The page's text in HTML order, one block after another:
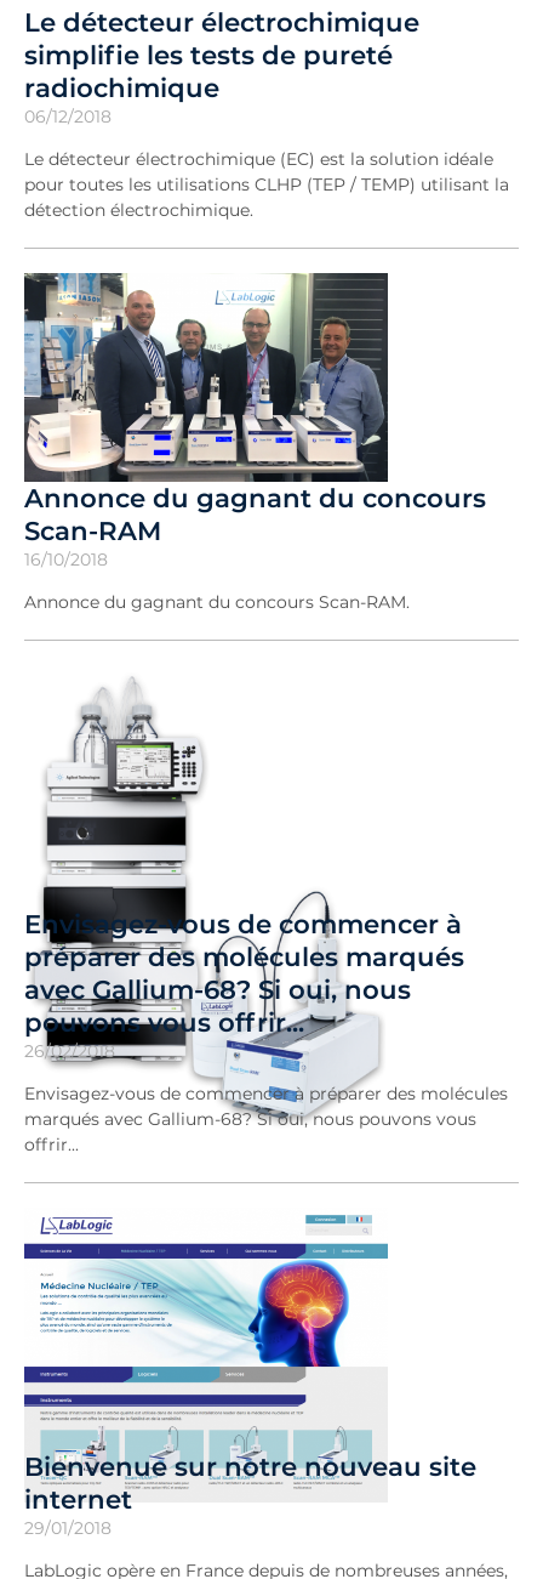
Le détecteur électrochimique
simplifie les tests de pureté
radiochimique
06/12/2018
Le détecteur électrochimique (EC) est la solution idéale
pour toutes les utilisations CLHP (TEP / TEMP) utilisant la
détection électrochimique.
Annonce du gagnant du concours
Scan-RAM
16/10/2018
Annonce du gagnant du concours Scan-RAM.
Envisagez-vous de commencer à
préparer des molécules marqués
avec Gallium-68? Si oui, nous
pouvons vous offrir...
26/02/2018
Envisagez-vous de commencer à préparer des molécules
marqués avec Gallium-68? Si oui, nous pouvons vous
offrir...
Bienvenue sur notre nouveau site
internet
29/01/2018
LabLogic opère en France depuis de nombreuses années,